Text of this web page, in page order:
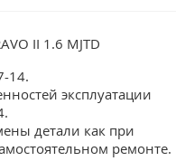
II 1.6 MJTD
14.
эксплуатации
детали как при
ремонте.